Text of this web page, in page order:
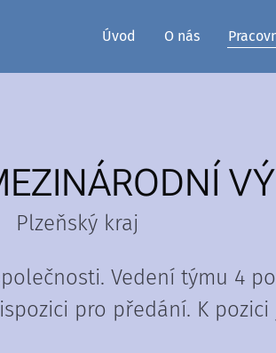
Úvod O nás
Plzeňský kraj
Vedení týmu 4
pro předání. K